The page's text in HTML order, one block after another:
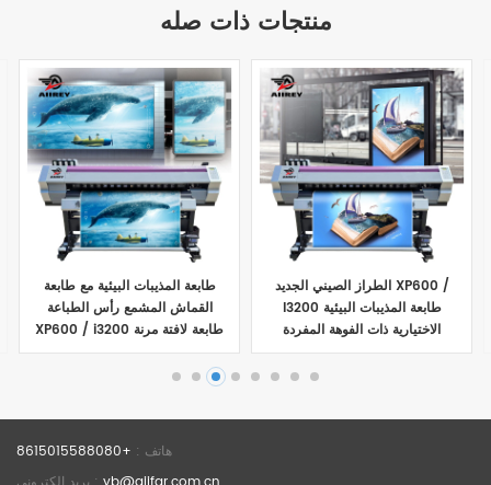
منتجات ذات صله
طابعة المذيبات البيئية مع طابعة
القماش المشمع رأس الطباعة
XP600 / i3200 طابعة لافتة مرنة
من الفينيل
عرض التفاصيل
الطراز الصيني الجديد XP600 /
I3200 طابعة المذيبات البيئية
الاختيارية ذات الفوهة المفردة
والمزدوجة
عرض التفاصيل
هاتف : +8615015588080